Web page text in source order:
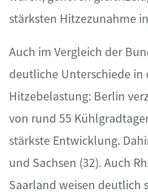
stärksten Hitzezunahme
Auch im Vergleich der
deutliche Unterschiede in
Hitzebelastung: Berlin
von rund 55
stärkste Entwicklung.
und Sachsen (32). Auch
Saarland weisen deutlich